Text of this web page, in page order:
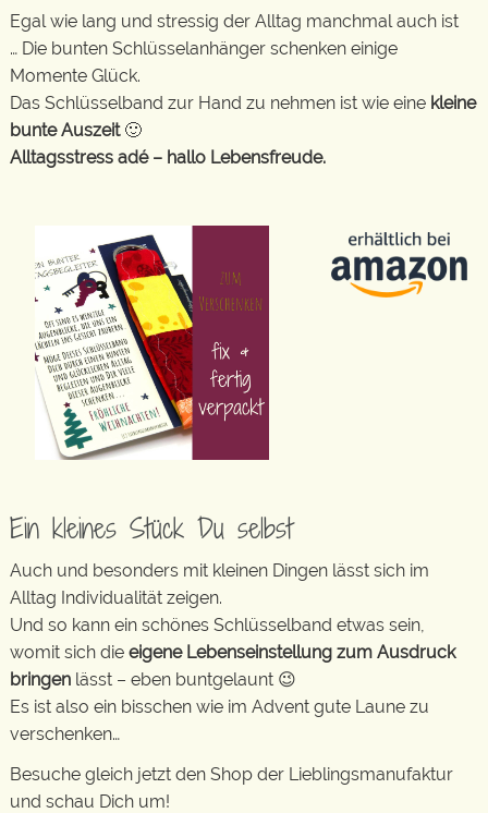
Egal wie lang und stressig der Alltag manchmal auch ist
… Die bunten Schlüsselanhänger schenken einige
Momente Glück.
Das Schlüsselband zur Hand zu nehmen ist wie eine kleine
bunte Auszeit🙂
Alltagsstress adé – hallo Lebensfreude.
Ein kleines Stück Du selbst
Auch und besonders mit kleinen Dingen lässt sich im
Alltag Individualität zeigen.
Und so kann ein schönes Schlüsselband etwas sein,
womit sich die eigene Lebenseinstellung zum Ausdruck
bringen lässt – eben buntgelaunt 😉
Es ist also ein bisschen wie im Advent gute Laune zu
verschenken…
Besuche gleich jetzt den Shop der Lieblingsmanufaktur
und schau Dich um!